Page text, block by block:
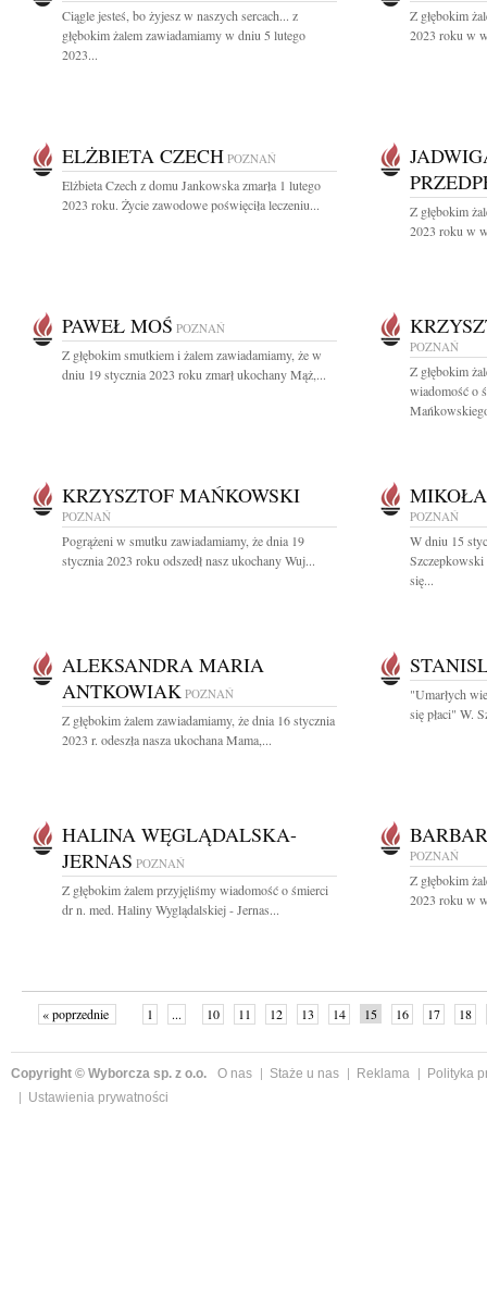
Ciągle jesteś, bo żyjesz w naszych sercach... z
głębokim żalem zawiadamiamy w dniu 5 lutego
2023...
Z głębokim
2023 roku w
ELŻBIETA CZECH POZNAŃ
Elżbieta Czech z domu Jankowska zmarła 1 lutego
2023 roku. Życie zawodowe poświęciła leczeniu...
Z głębokim
2023 roku w
PAWEŁ MOŚ POZNAŃ
Z głębokim smutkiem i żalem zawiadamiamy, że w
dniu 19 stycznia 2023 roku zmarł ukochany Mąż,...
POZNAŃ
Z głębokim
wiadomość o
KRZYSZTOF MAŃKOWSKI
POZNAŃ
Pogrążeni w smutku zawiadamiamy, że dnia 19
stycznia 2023 roku odszedł nasz ukochany Wuj...
POZNAŃ
W dniu 15
się...
ALEKSANDRA MARIA
ANTKOWIAK POZNAŃ
Z głębokim żalem zawiadamiamy, że dnia 16 stycznia
2023 r. odeszła nasza ukochana Mama,...
"Umarłych
się płaci" W.
HALINA WĘGLĄDALSKA-
JERNAS POZNAŃ
Z głębokim żalem przyjęliśmy wiadomość o śmierci
dr n. med. Haliny Wyglądalskiej - Jernas...
POZNAŃ
Z głębokim
2023 roku w
« poprzednie 1 ... 10 11 12 13 14 15 16 17
18
Copyright © Wyborcza sp. z o.o. O nas Staże u nas Reklama
Polityka
Ustawienia prywatności